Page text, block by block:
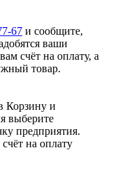
67 и сообщите,
ваши
счёт на оплату, а
товар.
Корзину и
выберите
предприятия.
на оплату